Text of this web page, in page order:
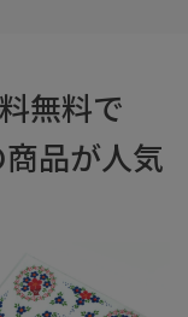
無料で
品が人気